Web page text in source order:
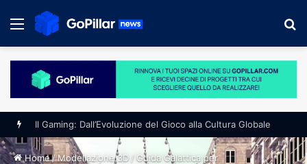
Menu
Il Gaming: Dall’Evoluzione del Gioco alla Cultura Globale
Home/Modellazione 3D/Guida Galattica per